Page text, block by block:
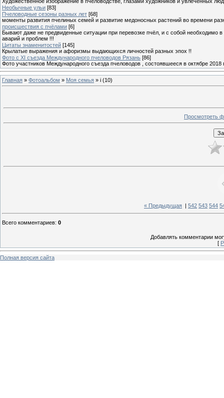
Необычные ульи [83]
Пчеловодные сезоны разных лет [68]
моменты развития пчелиных семей и развитие медоносных растений во времени
происшествия с пчёлами [6]
Бывают даже не предвиденные ситуации при перевозке пчёл, и с собой необходимо
аварий и проблем !!!
Цитаты знаменитостей [145]
Крылатые выражения и афоризмы выдающихся личностей разных эпох !!
Фото с XI съезда Международного пчеловодов Рязань [86]
Фото участников Международного съезда пчеловодов , состоявшееся в октябре 2018
Главная » Фотоальбом » Моя семья » i (10)
Просмотреть
« Предыдущая 542 543 544
Всего комментариев: 0
Добавлять комментарии
[
Полная версия сайта